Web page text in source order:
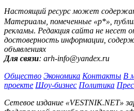
Настоящий ресурс может
Материалы, помеченные «р*»,
рекламы. Редакция сайта не несет
достоверность информации,
объявлениях
Для связи: arh-info@yandex.ru
Общество Экономика Контакты В
проекте Шоу-бизнес Политика
Сетевое издание «VESTNIK.NET»